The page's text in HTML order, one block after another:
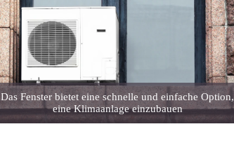
Das Fenster bietet eine schnelle und einfache Option,
eine Klimaanlage einzubauen